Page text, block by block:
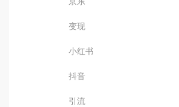
变现
小红书
抖音
引流